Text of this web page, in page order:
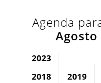
Agenda
Agosto
2023
2018
2019